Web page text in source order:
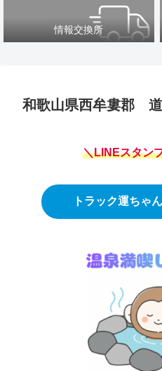
情報交換所
和歌山県西牟婁郡
＼LINEスタン
トラック運ちゃ